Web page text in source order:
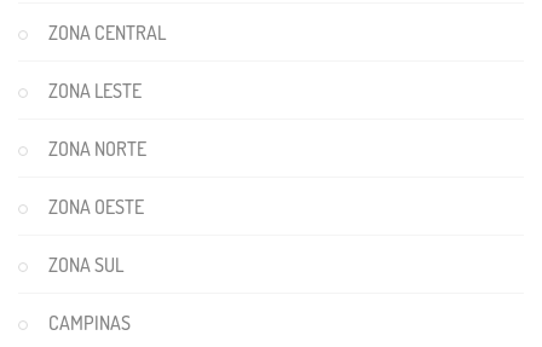
ZONA CENTRAL
ZONA LESTE
ZONA NORTE
ZONA OESTE
ZONA SUL
CAMPINAS